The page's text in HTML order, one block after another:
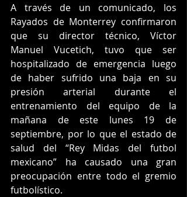
A través de un comunicado, los
Rayados de Monterrey confirmaron
que su director técnico, Víctor
Manuel Vucetich, tuvo que ser
hospitalizado de emergencia luego
de haber sufrido una baja en su
presión arterial durante el
entrenamiento del equipo de la
mañana de este lunes 19 de
septiembre, por lo que el estado de
salud del “Rey Midas del futbol
mexicano” ha causado una gran
preocupación entre todo el gremio
futbolístico.